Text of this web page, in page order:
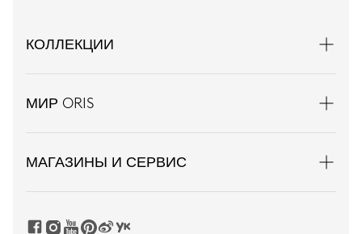
КОЛЛЕКЦИИ
МИР ORIS
МАГАЗИНЫ И СЕРВИС